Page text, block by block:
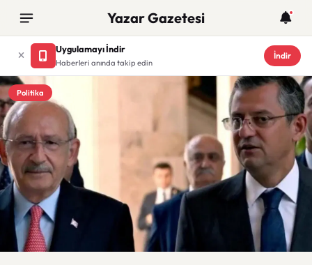
Yazar Gazetesi
Uygulamayı İndir
Haberleri anında takip edin
İndir
Politika